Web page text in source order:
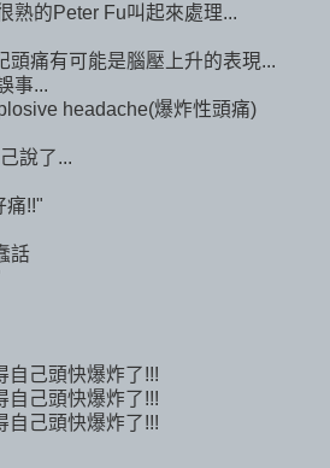
熟的Peter Fu叫起來處理...
頭痛有可能是腦壓上升的表現...
事...
headache(爆炸性頭痛)
說了...
痛!!"
話
自己頭快爆炸了!!!
自己頭快爆炸了!!!
自己頭快爆炸了!!!